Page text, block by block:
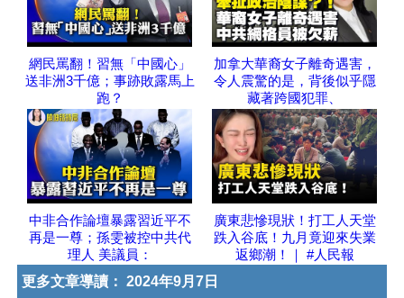
網民罵翻！習無「中國心」
送非洲3千億；事跡敗露馬上
跑？
加拿大華裔女子離奇遇害，
令人震驚的是，背後似乎隱
藏著跨國犯罪、
中非合作論壇暴露習近平不
再是一尊；孫雯被控中共代
理人 美議員：
廣東悲慘現狀！打工人天堂
跌入谷底！九月竟迎來失業
返鄉潮！｜ #人民報
更多文章導讀： 2024年9月7日